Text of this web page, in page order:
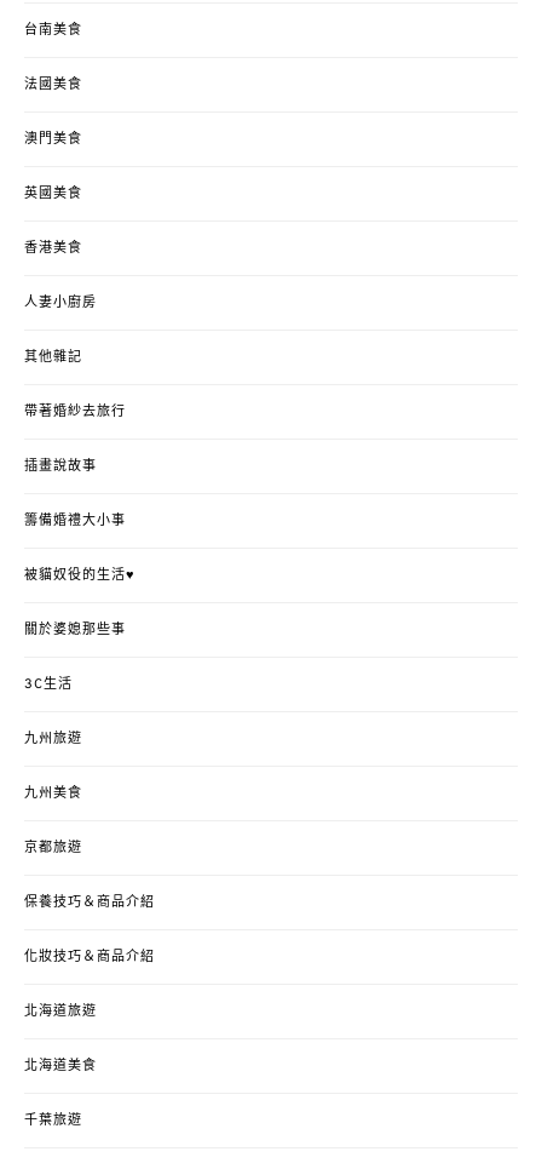
台南美食
法國美食
澳門美食
英國美食
香港美食
人妻小廚房
其他雜記
帶著婚紗去旅行
插畫說故事
籌備婚禮大小事
被貓奴役的生活♥
關於婆媳那些事
3C生活
九州旅遊
九州美食
京都旅遊
保養技巧＆商品介紹
化妝技巧＆商品介紹
北海道旅遊
北海道美食
千葉旅遊